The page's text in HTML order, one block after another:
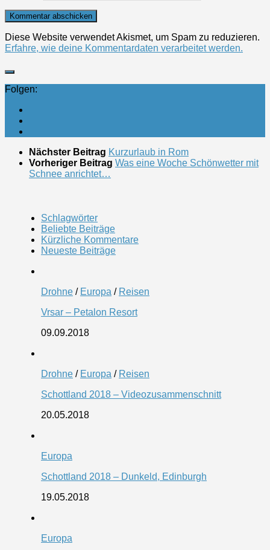
Diese Website verwendet Akismet, um Spam zu reduzieren.
Erfahre, wie deine Kommentardaten verarbeitet werden.
Folgen:
Nächster Beitrag Kurzurlaub in Rom
Vorheriger Beitrag Was eine Woche Schönwetter mit
Schnee anrichtet…
Schlagwörter
Beliebte Beiträge
Kürzliche Kommentare
Neueste Beiträge
Drohne / Europa / Reisen
Vrsar – Petalon Resort
09.09.2018
Drohne / Europa / Reisen
Schottland 2018 – Videozusammenschnitt
20.05.2018
Europa
Schottland 2018 – Dunkeld, Edinburgh
19.05.2018
Europa